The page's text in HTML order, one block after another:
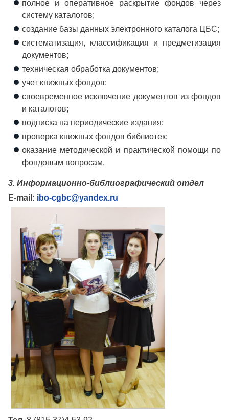
полное и оперативное раскрытие фондов через
систему каталогов;
создание базы данных электронного каталога ЦБС;
систематизация, классификация и предметизация
документов;
техническая обработка документов;
учет книжных фондов;
своевременное исключение документов из фондов
и каталогов;
подписка на периодические издания;
проверка книжных фондов библиотек;
оказание методической и практической помощи по
фондовым вопросам.
3. Информационно-библиографический отдел
E-mail: ibo-cgbc@yandex.ru